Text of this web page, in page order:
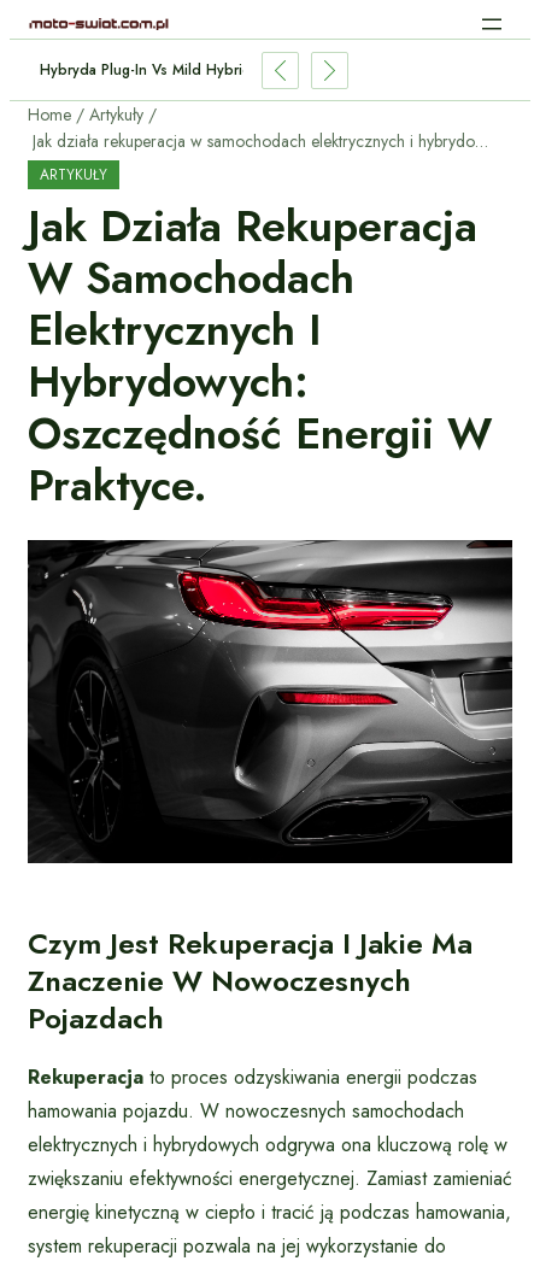
Aut Elektrycznych: Jak Działa Bez Kabli?
Home
Artykuły
Jak działa rekuperacja w samochodach elektrycznych i hybrydowych: oszczędność energii w praktyce.
ARTYKUŁY
Jak Działa Rekuperacja
W Samochodach
Elektrycznych I
Hybrydowych:
Oszczędność Energii W
Praktyce.
Czym Jest Rekuperacja I Jakie Ma
Znaczenie W Nowoczesnych
Pojazdach
Rekuperacja to proces odzyskiwania energii podczas
hamowania pojazdu. W nowoczesnych samochodach
elektrycznych i hybrydowych odgrywa ona kluczową rolę w
zwiększaniu efektywności energetycznej. Zamiast zamieniać
energię kinetyczną w ciepło i tracić ją podczas hamowania,
system rekuperacji pozwala na jej wykorzystanie do